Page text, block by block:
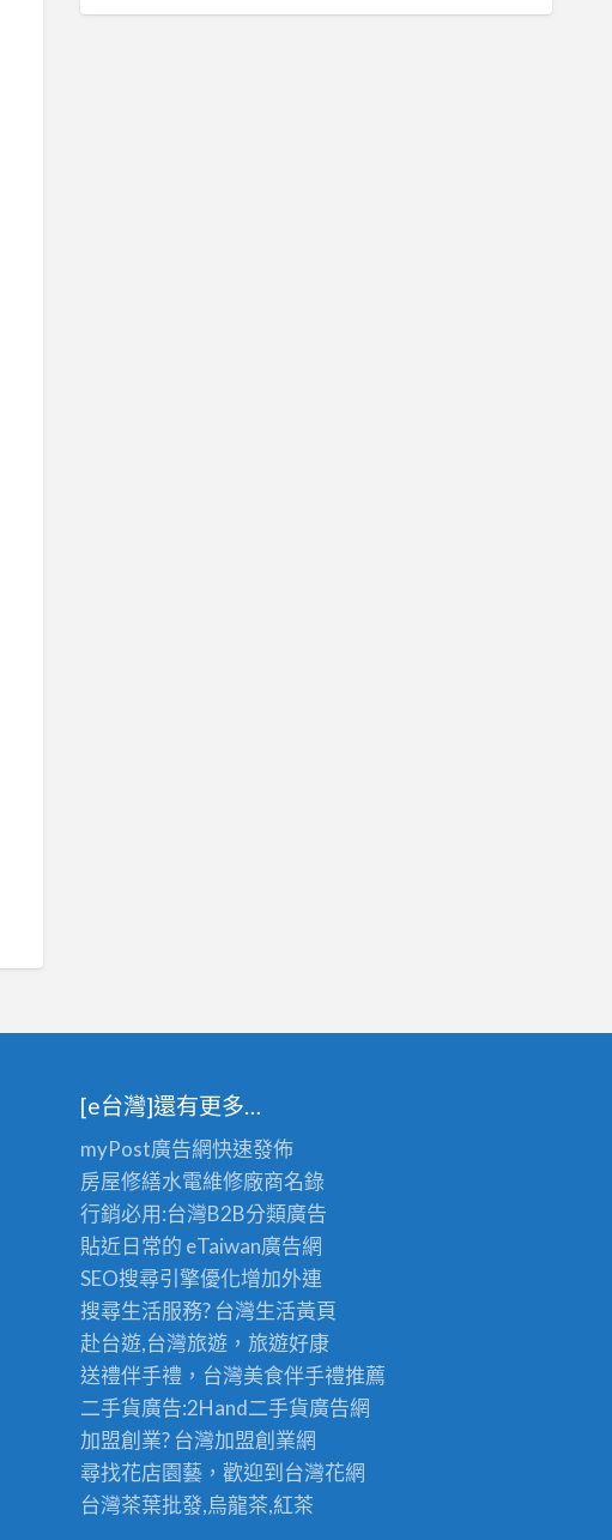
[e台灣]還有更多…
myPost廣告網快速發佈
房屋修繕水電維修廠商名錄
行銷必用:台灣B2B分類廣告
貼近日常的 eTaiwan廣告網
SEO搜尋引擎優化增加外連
搜尋生活服務? 台灣生活黃頁
赴台遊,台灣旅遊 ，旅遊好康
送禮伴手禮，台灣美食伴手禮推薦
二手貨廣告:2Hand二手貨廣告網
加盟創業? 台灣加盟創業網
尋找花店園藝，歡迎到台灣花網
台灣茶葉批發,烏龍茶,紅茶